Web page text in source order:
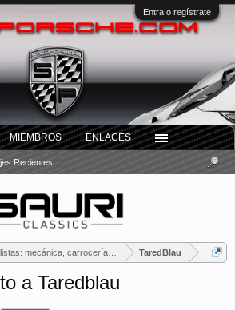
Entra o regístrate
mecánica, carrocería, tapicería...TaredBlau
a Taredblau
Recientes
MIEMBROS ENLACES